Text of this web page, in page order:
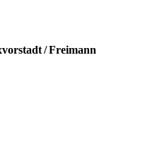
⁠/ Freimann